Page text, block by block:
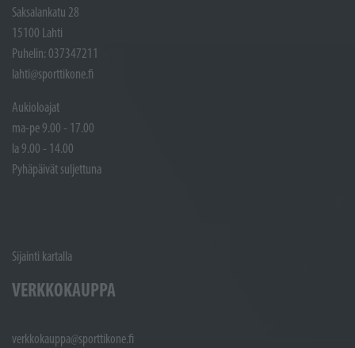
Saksalankatu 28
15100 Lahti
Puhelin: 037347211
lahti@sporttikone.fi
Aukioloajat
ma-pe 9.00 - 17.00
la 9.00 - 14.00
Pyhäpäivät suljettuna
Sijainti kartalla
VERKKOKAUPPA
verkkokauppa@sporttikone.fi